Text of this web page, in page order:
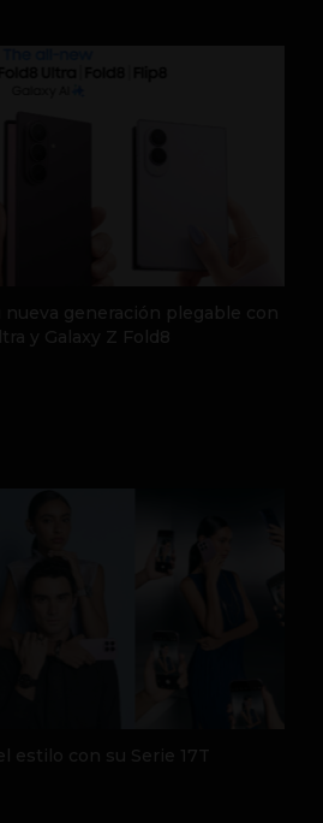
nueva generación plegable con
y Galaxy Z Fold8
estilo con su Serie 17T